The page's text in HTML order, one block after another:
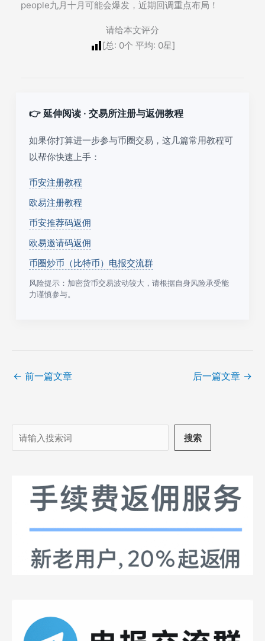
people九月十月可能会爆发，近期回调重点布局！
请给本文评分
[总: 0个 平均: 0星]
👉 延伸阅读 · 交易所注册与返佣教程
如果你打算进一步参与币圈交易，这几篇常用教程可
以帮你快速上手：
币安注册教程
欧易注册教程
币安推荐码返佣
欧易邀请码返佣
币圈炒币（比特币）电报交流群
风险提示：加密货币交易波动较大，请根据自身风险承受能
力谨慎参与。
← 前一篇文章 后一篇文章 →
搜
索
搜索